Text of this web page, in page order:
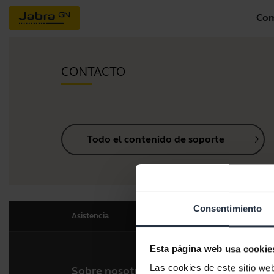
Consentimiento
Esta página web usa
Las cookies de este sitio
CONTACTO
Todo el contenido de soporte
Asistencia
Sobre nosotros